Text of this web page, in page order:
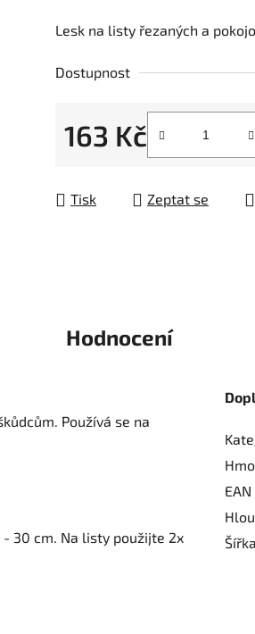
produktu
0,0
Lesk na listy řezaných a
Dostupnost
163 Kč
Tisk Zeptat se
Hodnocení
Používá se na
30 cm. Na listy použijte 2x
EAN